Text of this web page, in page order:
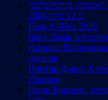
נהרגה בלבנון
ב-12 ביוני 2006
Йом А-Шоа 2026
Берл Лазар о
Наталья Плюснина.
смысла
Виктор Дэвис
Ираном
Ицик Бунцель,